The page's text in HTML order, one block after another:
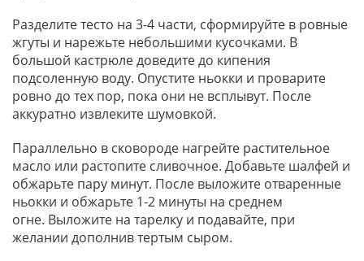
Разделите тесто на 3-4 части, сформируйте в ровные
жгуты и нарежьте небольшими кусочками. В
большой кастрюле доведите до кипения
подсоленную воду. Опустите ньокки и проварите
ровно до тех пор, пока они не всплывут. После
аккуратно извлеките шумовкой.
Параллельно в сковороде нагрейте растительное
масло или растопите сливочное. Добавьте шалфей и
обжарьте пару минут. После выложите отваренные
ньокки и обжарьте 1-2 минуты на среднем
огне. Выложите на тарелку и подавайте, при
желании дополнив тертым сыром.